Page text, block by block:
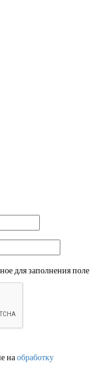
для заполнения поле
наобработку